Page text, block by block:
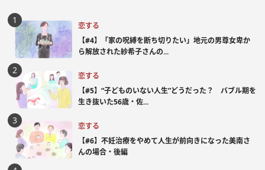
恋する
【#4】「家の呪縛を断ち切りたい」地元の男尊女卑か
ら解放された紗希子さんの...
恋する
【#5】“子どものいない人生”どうだった？ バブル期を
生き抜いた56歳・佐...
恋する
【#6】不妊治療をやめて人生が前向きになった美南さ
んの場合・後編